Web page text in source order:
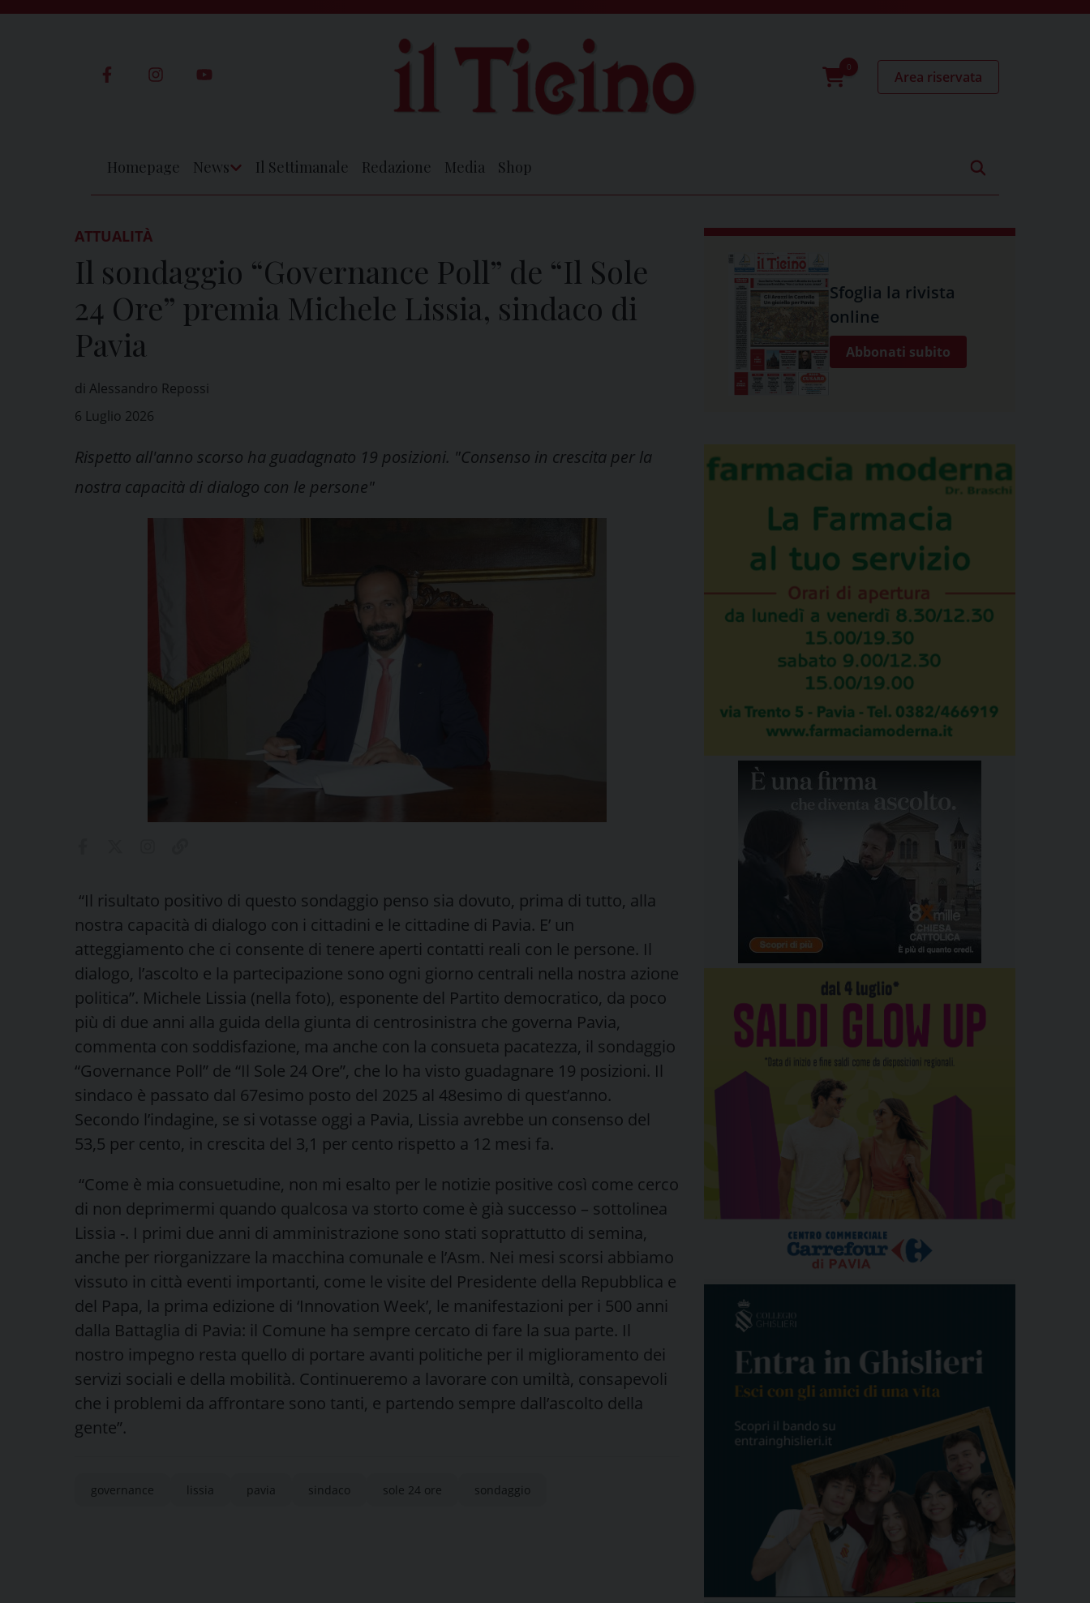
0
Area riservata
Homepage News Il Settimanale Redazione Media Shop
ATTUALITÀ
Il sondaggio “Governance Poll” de “Il Sole
24 Ore” premia Michele Lissia, sindaco di
Pavia
di Alessandro Repossi
6 Luglio 2026
Rispetto all'anno scorso ha guadagnato 19 posizioni. "Consenso in crescita per la
nostra capacità di dialogo con le persone"
“Il risultato positivo di questo sondaggio penso sia dovuto, prima di tutto, alla
nostra capacità di dialogo con i cittadini e le cittadine di Pavia. E’ un
atteggiamento che ci consente di tenere aperti contatti reali con le persone. Il
dialogo, l’ascolto e la partecipazione sono ogni giorno centrali nella nostra azione
politica”. Michele Lissia (nella foto), esponente del Partito democratico, da poco
più di due anni alla guida della giunta di centrosinistra che governa Pavia,
commenta con soddisfazione, ma anche con la consueta pacatezza, il sondaggio
“Governance Poll” de “Il Sole 24 Ore”, che lo ha visto guadagnare 19 posizioni. Il
sindaco è passato dal 67esimo posto del 2025 al 48esimo di quest’anno.
Secondo l’indagine, se si votasse oggi a Pavia, Lissia avrebbe un consenso del
53,5 per cento, in crescita del 3,1 per cento rispetto a 12 mesi fa.
“Come è mia consuetudine, non mi esalto per le notizie positive così come cerco
di non deprimermi quando qualcosa va storto come è già successo – sottolinea
Lissia -. I primi due anni di amministrazione sono stati soprattutto di semina,
anche per riorganizzare la macchina comunale e l’Asm. Nei mesi scorsi abbiamo
vissuto in città eventi importanti, come le visite del Presidente della Repubblica e
del Papa, la prima edizione di ‘Innovation Week’, le manifestazioni per i 500 anni
dalla Battaglia di Pavia: il Comune ha sempre cercato di fare la sua parte. Il
nostro impegno resta quello di portare avanti politiche per il miglioramento dei
servizi sociali e della mobilità. Continueremo a lavorare con umiltà, consapevoli
che i problemi da affrontare sono tanti, e partendo sempre dall’ascolto della
gente”.
governance lissia pavia sindaco sole 24 ore sondaggio
Sfoglia la rivista
online
Abbonati subito